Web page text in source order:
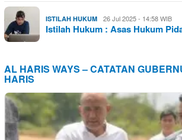
ISTILAH HUKUM 26 Jul 2025 - 14:58 WIB
Istilah Hukum : Asas Hukum
AL HARIS WAYS – CATATAN
HARIS